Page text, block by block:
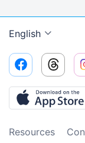
English
Resources